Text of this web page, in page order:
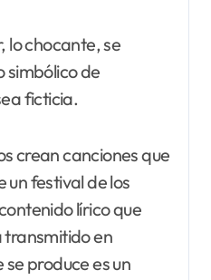
lo chocante, se
simbólico de
ficticia.
crean canciones que
festival de los
lírico que
en
produce es un